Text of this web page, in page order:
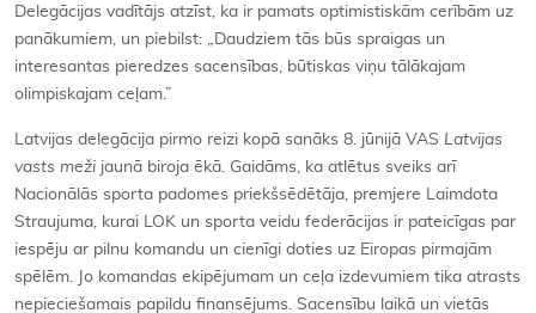
Delegācijas vadītājs atzīst, ka ir pamats optimistiskām cerībām uz
panākumiem, un piebilst: „Daudziem tās būs spraigas un
interesantas pieredzes sacensības, būtiskas viņu tālākajam
olimpiskajam ceļam.”
Latvijas delegācija pirmo reizi kopā sanāks 8. jūnijā VAS Latvijas
vasts meži jaunā biroja ēkā. Gaidāms, ka atlētus sveiks arī
Nacionālās sporta padomes priekšsēdētāja, premjere Laimdota
Straujuma, kurai LOK un sporta veidu federācijas ir pateicīgas par
iespēju ar pilnu komandu un cienīgi doties uz Eiropas pirmajām
spēlēm. Jo komandas ekipējumam un ceļa izdevumiem tika atrasts
nepieciešamais papildu finansējums. Sacensību laikā un vietās